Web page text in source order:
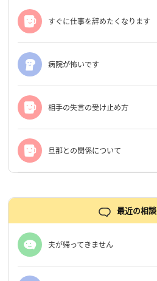
すぐに仕事を辞めたくなります
病院が怖いです
相手の失言の受け止め方
旦那との関係について
最近の相談
夫が帰ってきません